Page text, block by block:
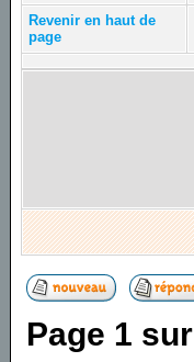
Revenir en haut de
page
Page 1 sur